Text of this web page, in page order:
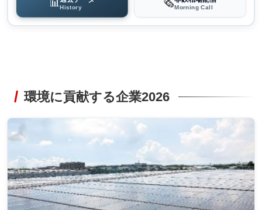
📊History 🗞️Morning Call
環境に貢献する企業2026